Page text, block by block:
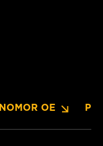
NOMOR OE